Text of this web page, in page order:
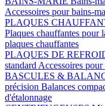
Accessoires pour bains-
PLAQUES
Plaques chauffantes pour
plaques chauffantes
PLAQUES DE
standard Accessoires
BASCULES &
précision Balances
d'étalonnage